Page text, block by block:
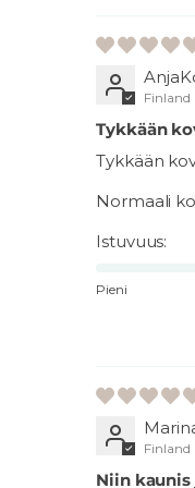
Finland
Tykkään
Tykkään
Normaali
Istuvuus:
Pieni
Finland
Niin